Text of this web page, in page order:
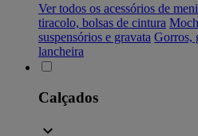
Ver todos os acessórios de
tiracolo, bolsas de cintura
suspensórios e gravata Gorros,
lancheira
Calçados